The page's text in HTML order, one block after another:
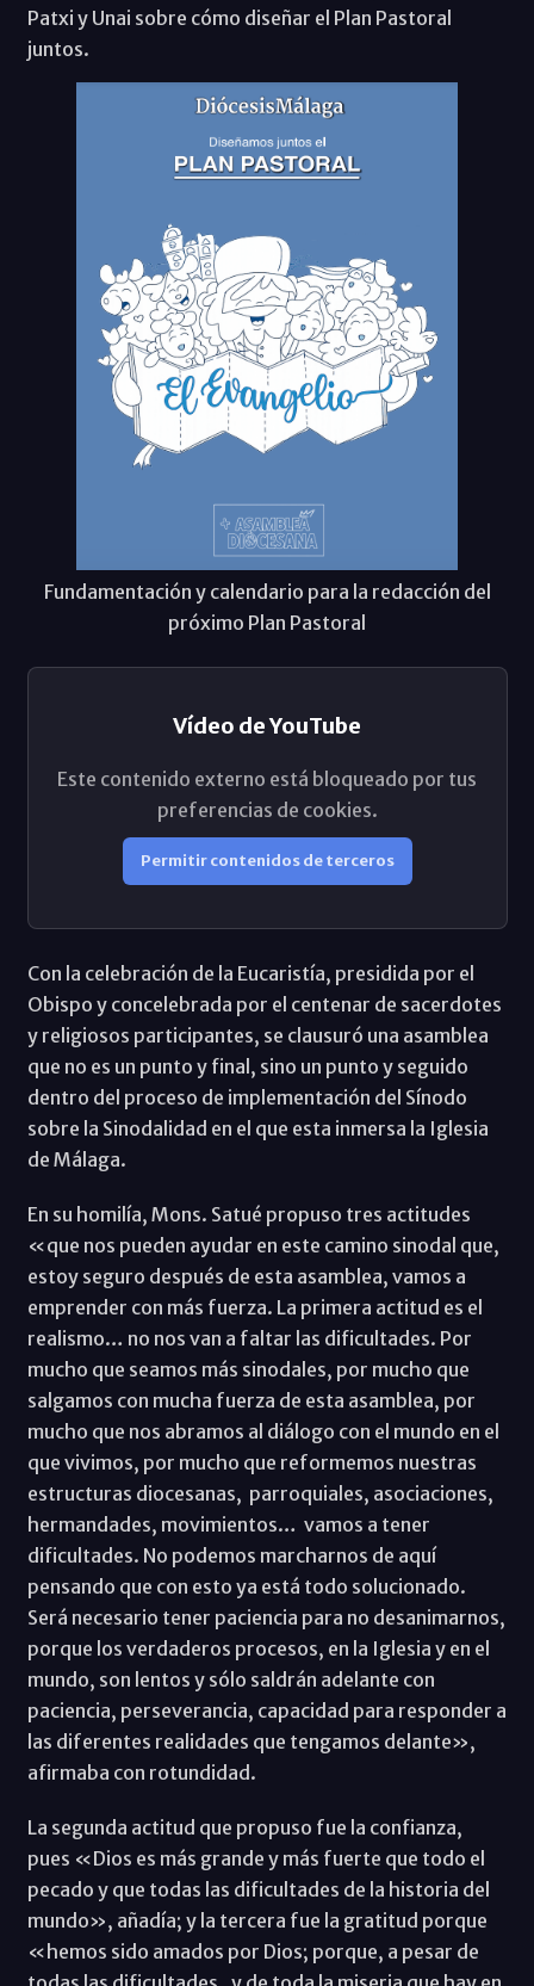
Patxi y Unai sobre cómo diseñar el Plan Pastoral
juntos.
Fundamentación y calendario para la redacción del
próximo Plan Pastoral
Vídeo de YouTube
Este contenido externo está bloqueado por tus
preferencias de cookies.
Permitir contenidos de terceros
Con la celebración de la Eucaristía, presidida por el
Obispo y concelebrada por el centenar de sacerdotes
y religiosos participantes, se clausuró una asamblea
que no es un punto y final, sino un punto y seguido
dentro del proceso de implementación del Sínodo
sobre la Sinodalidad en el que esta inmersa la Iglesia
de Málaga.
En su homilía, Mons. Satué propuso tres actitudes
«que nos pueden ayudar en este camino sinodal que,
estoy seguro después de esta asamblea, vamos a
emprender con más fuerza. La primera actitud es el
realismo… no nos van a faltar las dificultades. Por
mucho que seamos más sinodales, por mucho que
salgamos con mucha fuerza de esta asamblea, por
mucho que nos abramos al diálogo con el mundo en el
que vivimos, por mucho que reformemos nuestras
estructuras diocesanas, parroquiales, asociaciones,
hermandades, movimientos… vamos a tener
dificultades. No podemos marcharnos de aquí
pensando que con esto ya está todo solucionado.
Será necesario tener paciencia para no desanimarnos,
porque los verdaderos procesos, en la Iglesia y en el
mundo, son lentos y sólo saldrán adelante con
paciencia, perseverancia, capacidad para responder a
las diferentes realidades que tengamos delante»,
afirmaba con rotundidad.
La segunda actitud que propuso fue la confianza,
pues «Dios es más grande y más fuerte que todo el
pecado y que todas las dificultades de la historia del
mundo», añadía; y la tercera fue la gratitud porque
«hemos sido amados por Dios; porque, a pesar de